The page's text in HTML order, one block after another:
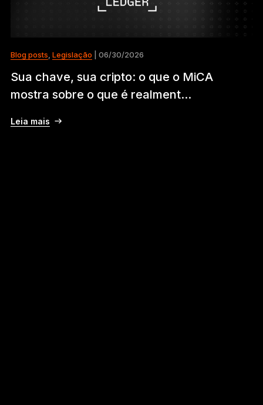
Blog posts, Legislação | 06/30/2026
Sua chave, sua cripto: o que o MiCA
mostra sobre o que é realment...
Leia mais